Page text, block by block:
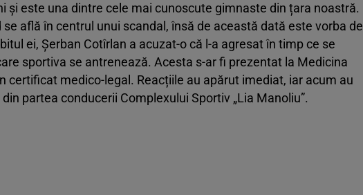
și este una dintre cele mai cunoscute gimnaste din țara noastră.
află în centrul unui scandal, însă de această dată este vorba de
ei, Șerban Cotîrlan a acuzat-o că l-a agresat în timp ce se
sportiva se antrenează. Acesta s-ar fi prezentat la Medicina
certificat medico-legal. Reacțiile au apărut imediat, iar acum au
partea conducerii Complexului Sportiv „Lia Manoliu”.